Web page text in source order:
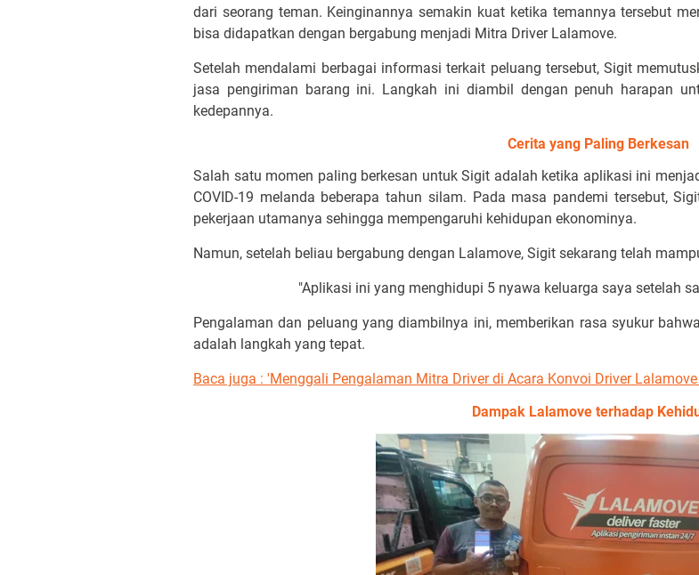
dari seorang teman. Keinginannya semakin kuat ketika temannya tersebut
bisa didapatkan dengan bergabung menjadi Mitra Driver Lalamove.
Setelah mendalami berbagai informasi terkait peluang tersebut, Sigit
jasa pengiriman barang ini. Langkah ini diambil dengan penuh harapan
kedepannya.
Cerita yang Paling Berkesan
Salah satu momen paling berkesan untuk Sigit adalah ketika aplikasi ini
COVID-19 melanda beberapa tahun silam. Pada masa pandemi tersebut,
pekerjaan utamanya sehingga mempengaruhi kehidupan ekonominya.
Namun, setelah beliau bergabung dengan Lalamove, Sigit sekarang telah
"Aplikasi ini yang menghidupi 5 nyawa keluarga saya setelah
Pengalaman dan peluang yang diambilnya ini, memberikan rasa syukur
adalah langkah yang tepat.
Baca juga : 'Menggali Pengalaman Mitra Driver di Acara Konvoi Driver
Dampak Lalamove terhadap